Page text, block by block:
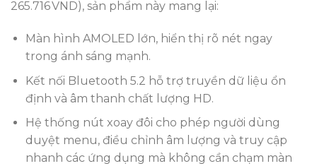
265.716 VND), sản phẩm này mang lại:
Màn hình AMOLED lớn, hiển thị rõ nét ngay
trong ánh sáng mạnh.
Kết nối Bluetooth 5.2 hỗ trợ truyền dữ liệu ổn
định và âm thanh chất lượng HD.
Hệ thống nút xoay đôi cho phép người dùng
duyệt menu, điều chỉnh âm lượng và truy cập
nhanh các ứng dụng mà không cần chạm màn